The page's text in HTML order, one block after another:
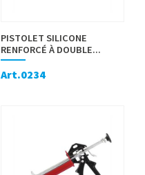
PISTOLET SILICONE
RENFORCÉ À DOUBLE...
Art.0234